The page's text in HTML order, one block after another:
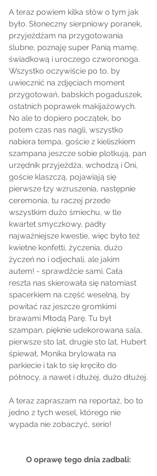
A teraz powiem kilka słów o tym jak
było. Słoneczny sierpniowy poranek,
przyjeżdżam na przygotowania
ślubne, poznaję super Panią mamę,
świadkową i uroczego czworonoga.
Wszystko oczywiście po to, by
uwiecznić na zdjęciach moment
przygotowań, babskich pogaduszek,
ostatnich poprawek makijażowych.
No ale to dopiero początek, bo
potem czas nas nagli, wszystko
nabiera tempa, goście z kieliszkiem
szampana jeszcze sobie plotkują, pan
urzędnik przyjeżdża, wchodzą i Oni,
goście klaszczą, pojawiają się
pierwsze łzy wzruszenia, następnie
ceremonia, tu raczej przede
wszystkim dużo śmiechu, w tle
kwartet smyczkowy, padły
najważniejsze kwestie, więc było też
kwietne konfetti, życzenia, dużo
życzeń no i odjechali, ale jakim
autem! - sprawdźcie sami. Cała
reszta nas skierowała się natomiast
spacerkiem na część weselną, by
powitać raz jeszcze gromkimi
brawami Młodą Parę. Tu był
szampan, pięknie udekorowana sala,
pierwsze sto lat, drugie sto lat, Hubert
śpiewał, Monika brylowała na
parkiecie i tak to się kręciło do
północy, a nawet i dłużej, dużo dłużej.
A teraz zapraszam na reportaż, bo to
jedno z tych wesel, którego nie
wypada nie zobaczyć, serio!
O oprawę tego dnia zadbali: